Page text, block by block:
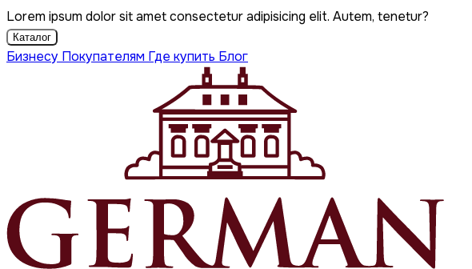
Lorem ipsum dolor sit amet consectetur adipisicing elit. Autem, tenetur?
Каталог
Бизнесу Покупателям Где купить Блог